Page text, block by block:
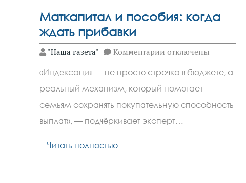
Маткапитал и пособия: когда
ждать прибавки
"Наша газета" Комментариик
записи
Маткапитал
и
пособия:
когда
ждать
прибавки
отключены
«Индексация — не просто строчка в бюджете, а
реальный механизм, который помогает
семьям сохранять покупательную способность
выплат», — подчёркивает эксперт…
Читать полностью